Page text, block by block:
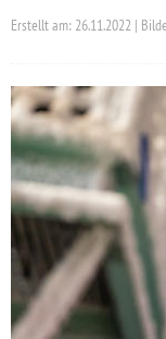
Erstellt am: 26.11.2022 |